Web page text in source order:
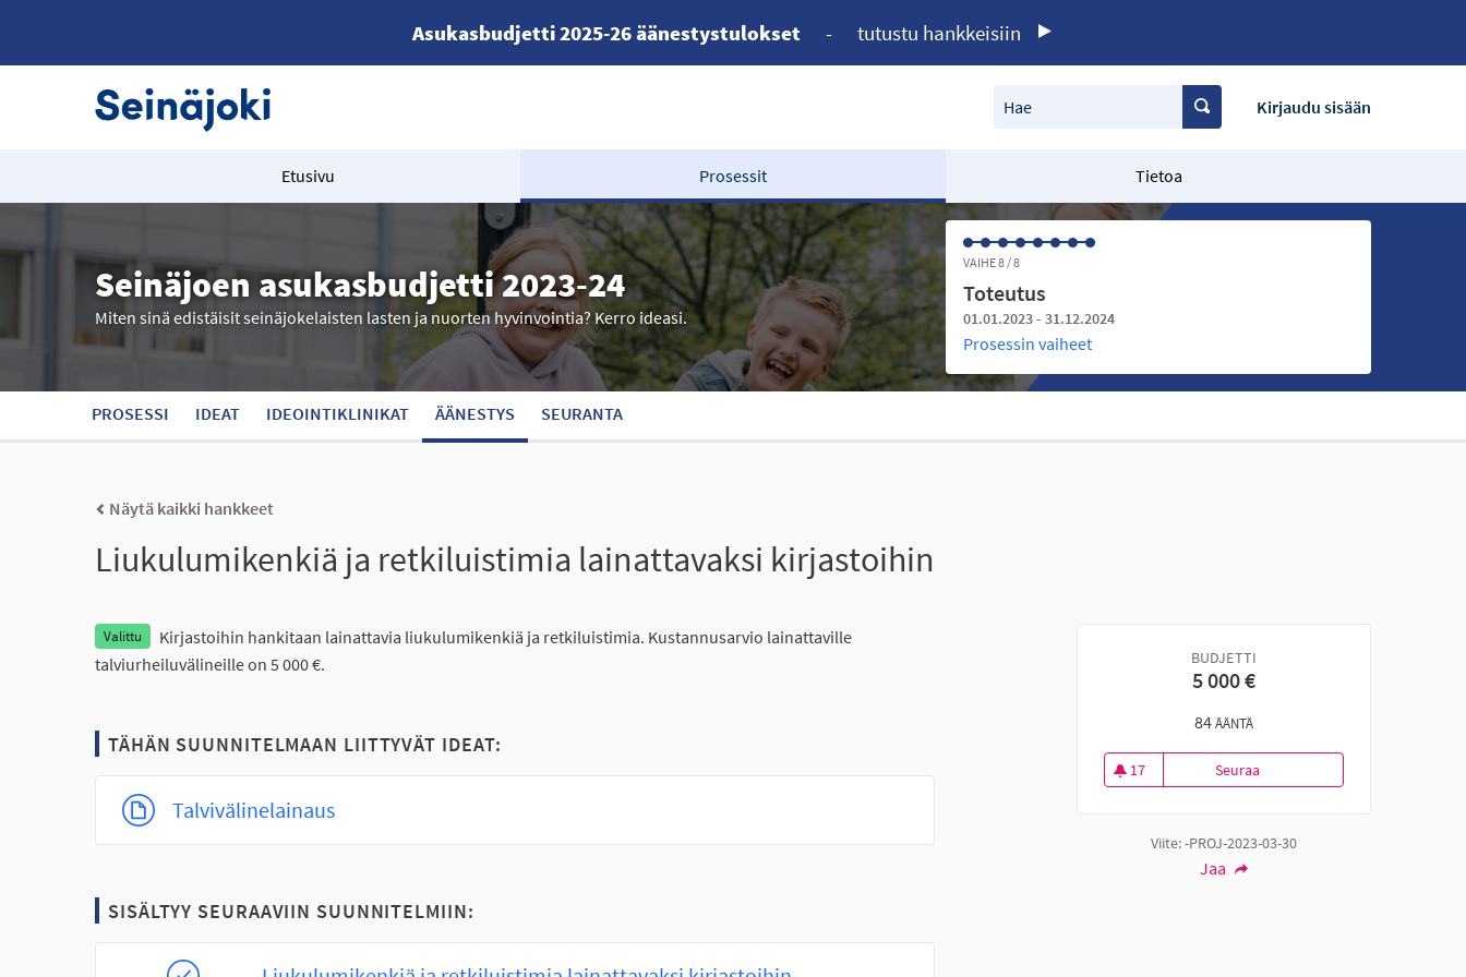
Asukasbudjetti 2025-26 äänestystulokset - tutustu hankkeisiin
Hae Kirjaudu sisään
Etusivu Prosessit Tietoa
Seinäjoen asukasbudjetti 2023-24
Miten sinä edistäisit seinäjokelaisten lasten ja nuorten hyvinvointia? Kerro ideasi.
VAIHE 8 / 8
Toteutus
01.01.2023 - 31.12.2024
Prosessin vaiheet
PROSESSI IDEAT IDEOINTIKLINIKAT ÄÄNESTYS SEURANTA
Näytä kaikki hankkeet
Liukulumikenkiä ja retkiluistimia lainattavaksi kirjastoihin
BUDJETTI
5 000 €
84ÄÄNTÄ
17
17 seuraajaa
SeuraaLiukulumikenkiä ja
Viite: -PROJ-2023-03-30
Jaa
Valittu
Kirjastoihin hankitaan lainattavia liukulumikenkiä ja retkiluistimia. Kustannusarvio lainattaville
talviurheiluvälineille on 5 000 €.
TÄHÄN SUUNNITELMAAN LIITTYVÄT IDEAT:
Talvivälinelainaus
SISÄLTYY SEURAAVIIN SUUNNITELMIIN: